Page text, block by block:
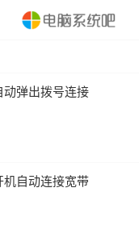
弹出拨号连接
自动连接宽带